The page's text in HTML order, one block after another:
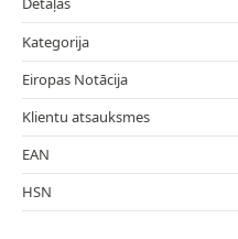
Kategorija
Eiropas Notācija
Klientu atsauksmes
EAN
HSN